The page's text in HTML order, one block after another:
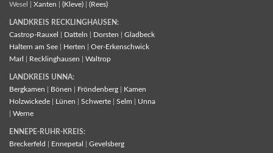
Wesel | Xanten (Kleve) (Rees)
LANDKREIS RECKLINGHAUSEN:
Castrop-Rauxel
Datteln Dorsten
Gladbeck
Haltern am See
Herten
Oer-Erkenschwick
Marl
Recklinghausen Waltrop
LANDKREIS UNNA:
Bergkamen
Bönen Fröndenberg
Kamen
Holzwickede
Lünen Schwerte Selm
Unna
Werne
ENNEPE-RUHR-KREIS:
Breckerfeld
Ennepetal
Gevelsberg